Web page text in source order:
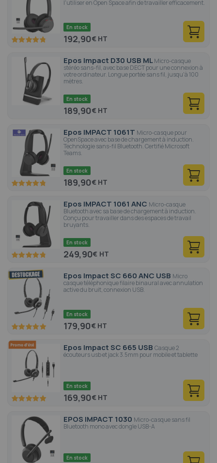
l'utiliser en Open Space afin de travailler efficacement.
95.6100
En stock
192,90€
Epos Impact D30 USB MLMicro-casque
stéréo sans-fil, avec base DECT pour une connexion à
votre ordinateur. Longue portée sans fil, jusqu'à 100
mètres.
En stock
189,90€
Epos IMPACT 1061T Micro-casque pour
OpenSpace avec base de chargement à induction.
Technologie sans-fil Bluetooth. Certifié Microsoft
Teams.
95.6100
En stock
189,90€
Epos IMPACT 1061 ANC Micro-casque
Bluetooth avec sa base de chargement à induction.
Conçu pour travailler dans des espaces de travail
bruyants.
95.6100
En stock
249,90€
Epos Impact SC 660 ANC USB Micro
casque téléphonique filaire binaural avec annulation
active du bruit, connexion USB.
100 100
En stock
179,90€
Epos Impact SC 665 USB Casque 2
écouteurs usb et jack 3.5mm pour mobile et tablette
100 100
En stock
169,90€
EPOS IMPACT 1030 Micro-casque sans fil
Bluetooth mono avec dongle USB-A
En stock